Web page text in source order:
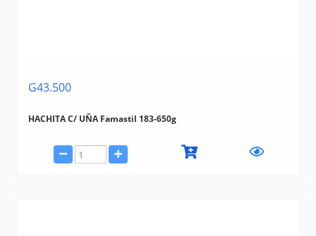
G43.500
HACHITA C/ UÑA Famastil 183-650g